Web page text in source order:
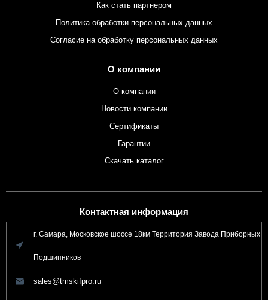
Как стать партнером
Политика обработки персональных данных
Согласие на обработку персональных данных
О компании
О компании
Новости компании
Сертификаты
Гарантии
Скачать каталог
Контактная информация
г. Самара, Московское шоссе 18км Территория Завода Приборных
Подшипников
sales@tmskifpro.ru